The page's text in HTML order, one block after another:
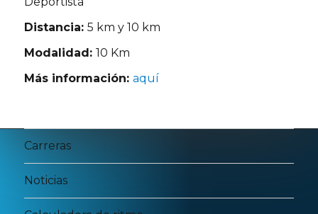
Distancia:5 km y 10 km
Modalidad:10 Km
Más información:aquí
Carreras
Noticias